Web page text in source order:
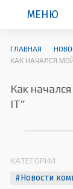
МЕНЮ
ГЛАВНАЯ
КАК НАЧАЛСЯ
Как
IT”
КАТЕГОРИИ
#Новости